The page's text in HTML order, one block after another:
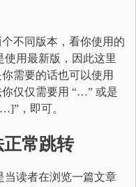
不同版本，看你使用的
使用最新版，因此这里
需要的话也可以使用
仅仅需要用 “…” 或是
，即可。
常跳转
当读者在浏览一篇文章